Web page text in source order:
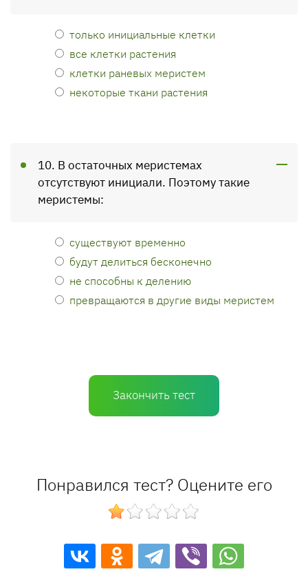
только инициальные клетки
все клетки растения
клетки раневых меристем
некоторые ткани растения
10. В остаточных меристемах
отсутствуют инициали. Поэтому такие
меристемы:
существуют временно
будут делиться бесконечно
не способны к делению
превращаются в другие виды меристем
Закончить тест
Понравился тест? Оцените его